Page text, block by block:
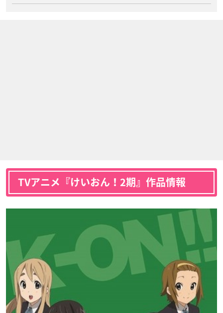
TVアニメ『けいおん！2期』作品情報